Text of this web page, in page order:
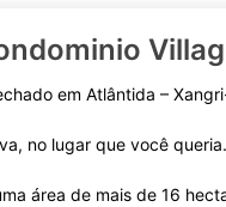
em Atlântida –
no lugar que você queria.
área de mais de 16